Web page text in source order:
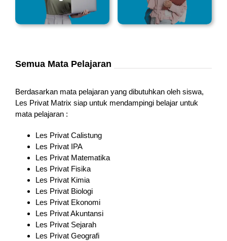
Semua Mata Pelajaran
Berdasarkan mata pelajaran yang dibutuhkan oleh siswa,
Les Privat Matrix siap untuk mendampingi belajar untuk
mata pelajaran :
Les Privat Calistung
Les Privat IPA
Les Privat Matematika
Les Privat Fisika
Les Privat Kimia
Les Privat Biologi
Les Privat Ekonomi
Les Privat Akuntansi
Les Privat Sejarah
Les Privat Geografi